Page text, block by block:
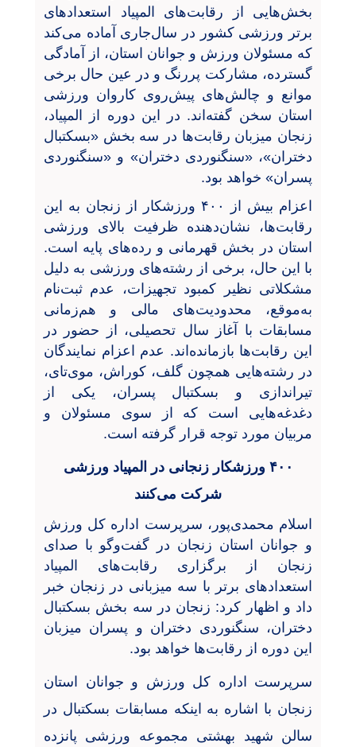
بخش‌هایی از رقابت‌های المپیاد استعدادهای
برتر ورزشی کشور در سال‌جاری آماده می‌کند
که مسئولان ورزش و جوانان استان، از آمادگی
گسترده، مشارکت پررنگ و در عین حال برخی
موانع و چالش‌های پیش‌روی کاروان ورزشی
استان سخن گفته‌اند. در این دوره از المپیاد،
زنجان میزبان رقابت‌ها در سه بخش «بسکتبال
دختران»، «سنگنوردی دختران» و «سنگنوردی
پسران» خواهد بود.
اعزام بیش از ۴۰۰ ورزشکار از زنجان به این
رقابت‌ها، نشان‌دهنده ظرفیت بالای ورزشی
استان در بخش قهرمانی و رده‌های پایه است.
با این حال، برخی از رشته‌های ورزشی به دلیل
مشکلاتی نظیر کمبود تجهیزات، عدم ثبت‌نام
به‌موقع، محدودیت‌های مالی و هم‌زمانی
مسابقات با آغاز سال تحصیلی، از حضور در
این رقابت‌ها بازمانده‌اند. عدم اعزام نمایندگان
در رشته‌هایی همچون گلف، کوراش، موی‌تای،
تیراندازی و بسکتبال پسران، یکی از
دغدغه‌هایی است که از سوی مسئولان و
مربیان مورد توجه قرار گرفته است.
۴۰۰ ورزشکار زنجانی در المپیاد ورزشی
شرکت می‌کنند
اسلام محمدی‌پور، سرپرست اداره کل ورزش
و جوانان استان زنجان در گفت‌و‌گو با صدای
زنجان از برگزاری رقابت‌های المپیاد
استعدادهای برتر با سه میزبانی در زنجان خبر
داد و اظهار کرد: زنجان در سه بخش بسکتبال
دختران، سنگنوردی دختران و پسران میزبان
این دوره از رقابت‌ها خواهد بود.
سرپرست اداره کل ورزش و جوانان استان
زنجان با اشاره به اینکه مسابقات بسکتبال در
سالن شهید بهشتی مجموعه ورزشی پانزده